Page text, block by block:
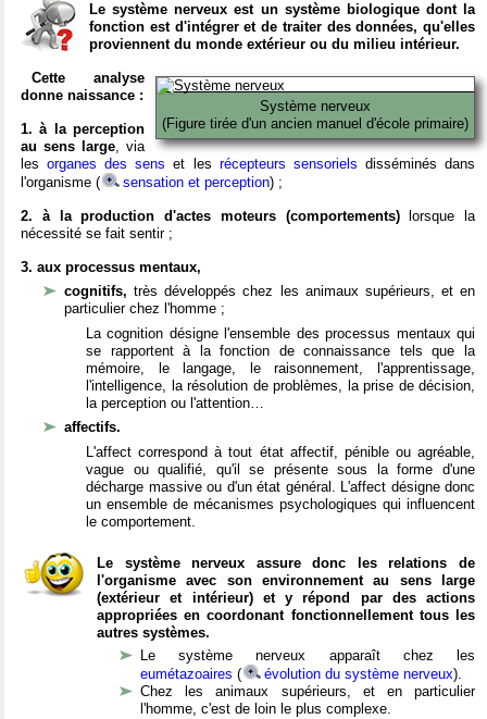
Le système nerveux est un système biologique dont la
fonction est d'intégrer et de traiter des données, qu'elles
proviennent du monde extérieur ou du milieu intérieur.
Système nerveux
(Figure tirée d'un ancien manuel d'école primaire)
Cette analyse
donne naissance :
1. à la perception
au sens large, via
lesorganes des sens et les récepteurs sensoriels disséminés dans
l'organisme (
sensation et perception) ;
2. à la production d'actes moteurs (comportements)lorsque la
nécessité se fait sentir ;
3. aux processus mentaux,
cognitifs,très développés chez les animaux supérieurs, et en
particulier chez l'homme ;
La cognition désigne l'ensemble des processus mentaux qui
se rapportent à la fonction de connaissance tels que la
mémoire, le langage, le raisonnement, l'apprentissage,
l'intelligence, la résolution de problèmes, la prise de décision,
la perception ou l'attention…
affectifs.
L'affect correspond à tout état affectif, pénible ou agréable,
vague ou qualifié, qu'il se présente sous la forme d'une
décharge massive ou d'un état général. L'affect désigne donc
un ensemble de mécanismes psychologiques qui influencent
le comportement.
Le système nerveux assure donc les relations de
l'organisme avec son environnement au sens large
(extérieur et intérieur) et y répond par des actions
appropriées en coordonant fonctionnellement tous les
autres systèmes.
Le système nerveux apparaît chez les
eumétazoaires ( évolution du système nerveux).
Chez les animaux supérieurs, et en particulier
l'homme, c'est de loin le plus complexe.